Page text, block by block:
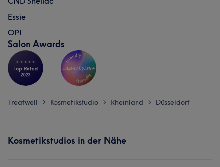
Essie
OPI
Salon Awards
Treatwell > Kosmetikstudio > Rheinland > Düsseldorf
Kosmetikstudios in der Nähe